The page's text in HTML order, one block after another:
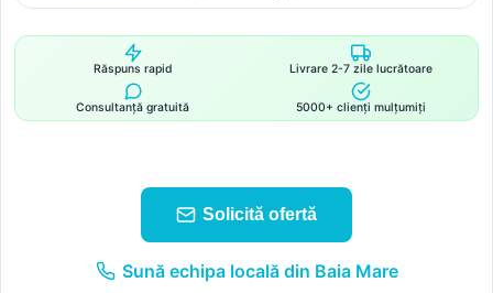
Răspuns rapid Livrare 2-7 zile lucrătoare
Consultanță gratuită 5000+ clienți mulțumiți
Solicită ofertă
Sună echipa locală din Baia Mare